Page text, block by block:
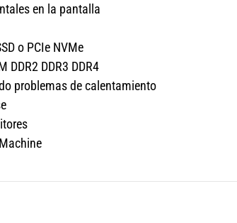
en la pantalla
o PCIe NVMe
DDR3 DDR4
problemas de calentamiento